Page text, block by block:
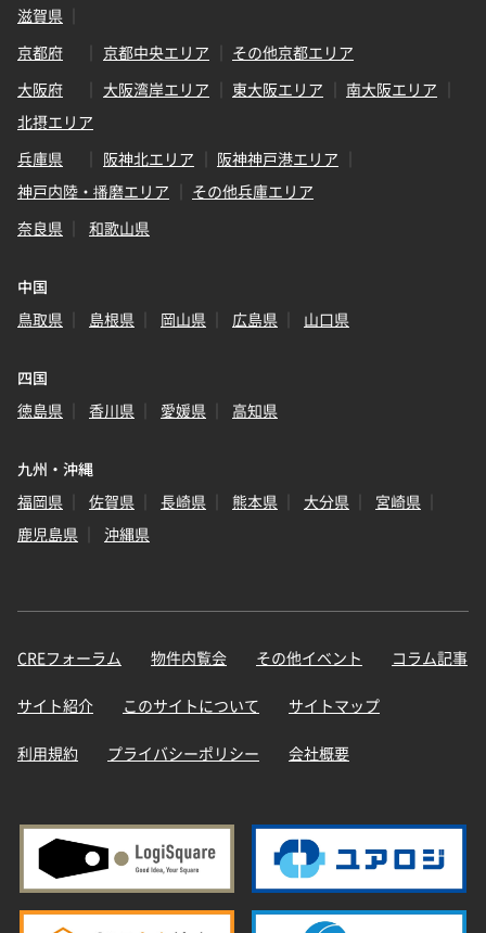
滋賀県
京都府
京都中央エリア
その他京都エリア
大阪府
大阪湾岸エリア 東大阪エリア
南大阪エリア
北摂エリア
兵庫県
阪神北エリア
阪神神戸港エリア
神戸内陸・播磨エリア
その他兵庫エリア
奈良県
和歌山県
中国
鳥取県
島根県 岡山県 広島県 山口県
四国
徳島県
香川県 愛媛県 高知県
九州・沖縄
福岡県
佐賀県 長崎県 熊本県 大分県
宮崎県
鹿児島県
沖縄県
CREフォーラム 物件内覧会 その他イベント コラム記事
サイト紹介 このサイトについて サイトマップ
利用規約 プライバシーポリシー 会社概要